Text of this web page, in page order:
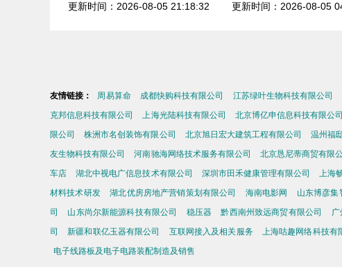
更新时间：2026-08-05 21:18:32 更新时间：2026-08-05
友情链接： 周易算命 成都快购科技有限公司 江苏绿叶生物科技有限公司
克邦信息科技有限公司
上海光陆科技有限公司 北京博亿申信息科技有限公司
限公司
株洲市名创装饰有限公司 北京旭日宏大建筑工程有限公司 温州福
友生物科技有限公司
河南驰海网络技术服务有限公司 北京恳尼蒂商贸有限
车店
湖北中视电广信息技术有限公司 深圳市田禾健康管理有限公司 上海
材料技术研发
湖北优房房地产营销策划有限公司 海南电影网 山东博彦集
司
山东尚尔新能源科技有限公司 稳压器 黔西南州致远商贸有限公司 广
司
新疆和联亿玉器有限公司 互联网接入及相关服务 上海咕趣网络科技有
电子线路板及电子电路装配制造及销售